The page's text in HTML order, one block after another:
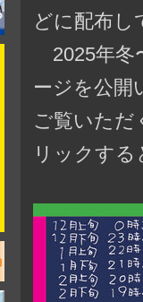
どに配布し
2025年冬
ージを公開
ご覧いただ
リックす